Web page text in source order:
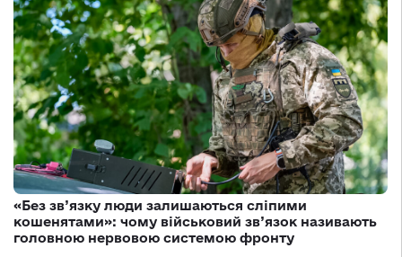
«Без зв’язку люди залишаються сліпими
кошенятами»: чому військовий зв’язок називають
головною нервовою системою фронту